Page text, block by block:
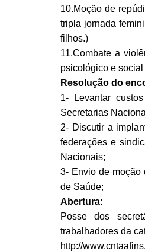
10.Moção de
tripla jornada
filhos.)
11.Combate a
psicológico e
Resolução do
1- Levantar
Secretarias
2- Discutir a
federações e
Nacionais;
3- Envio de moção
de Saúde;
Abertura:
Posse dos
trabalhadores da
http://